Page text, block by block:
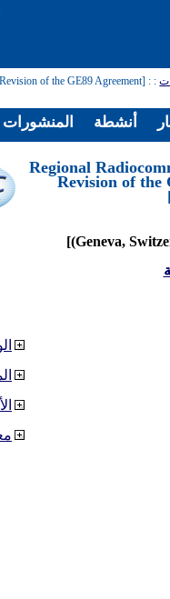
:
of the GE89 Agreement
[Regional
Revision of the
المنشورات أنشطة